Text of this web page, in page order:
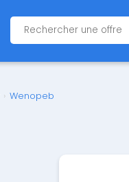
› Wenopeb